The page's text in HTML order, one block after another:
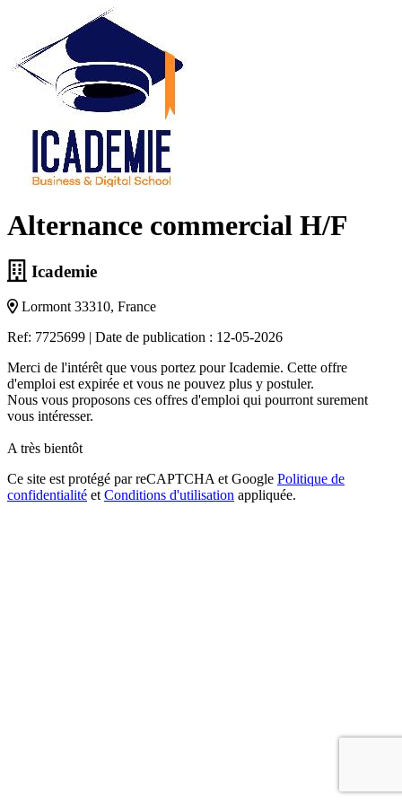
Alternance commercial H/F
Icademie
Lormont 33310, France
Ref: 7725699 | Date de publication : 12-05-2026
Merci de l'intérêt que vous portez pour Icademie. Cette offre
d'emploi est expirée et vous ne pouvez plus y postuler.
Nous vous proposons ces offres d'emploi qui pourront surement
vous intéresser.
A très bientôt
Ce site est protégé par reCAPTCHA et Google Politique de
confidentialité et Conditions d'utilisation appliquée.